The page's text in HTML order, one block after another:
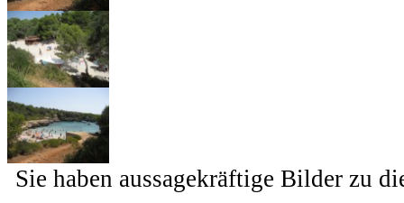
Sie haben aussagekräftige Bilder zu